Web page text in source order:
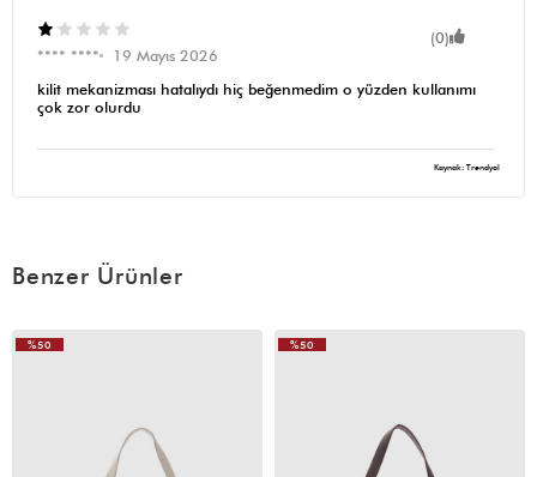
(0)
**** ****
19 Mayıs 2026
kilit mekanizması hatalıydı hiç beğenmedim o yüzden kullanımı
çok zor olurdu
Kaynak: Trendyol
Benzer Ürünler
%50 %50